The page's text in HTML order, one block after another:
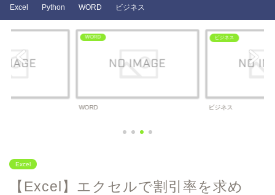
Excel Python WORD ビジネス
WORD
WORD
ビジネス
ビジネス
Excel
【Excel】エクセルで割引率を求め